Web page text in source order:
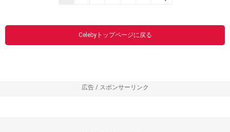
Celebyトップページに戻る
広告 / スポンサーリンク